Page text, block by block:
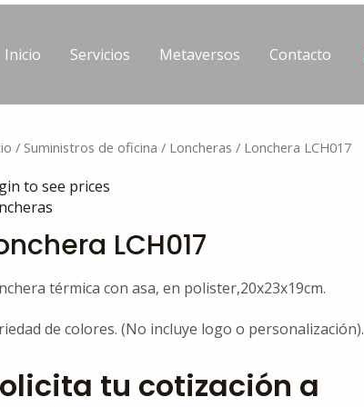
Inicio Servicios Metaversos Contacto
/ Suministros de oficina / Loncheras / Lonchera LCH017
to see prices
LCH017
térmica con asa, en polister,20x23x19cm.
de colores. (No incluye logo o personalización).
tu cotización a